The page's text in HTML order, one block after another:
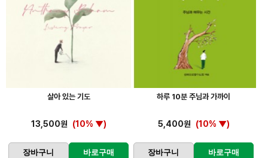
살아 있는 기도
13,500원 (10% ▼)
장바구니 바로구매
하루 10분 주님과 가까이
5,400원 (10% ▼)
장바구니 바로구매